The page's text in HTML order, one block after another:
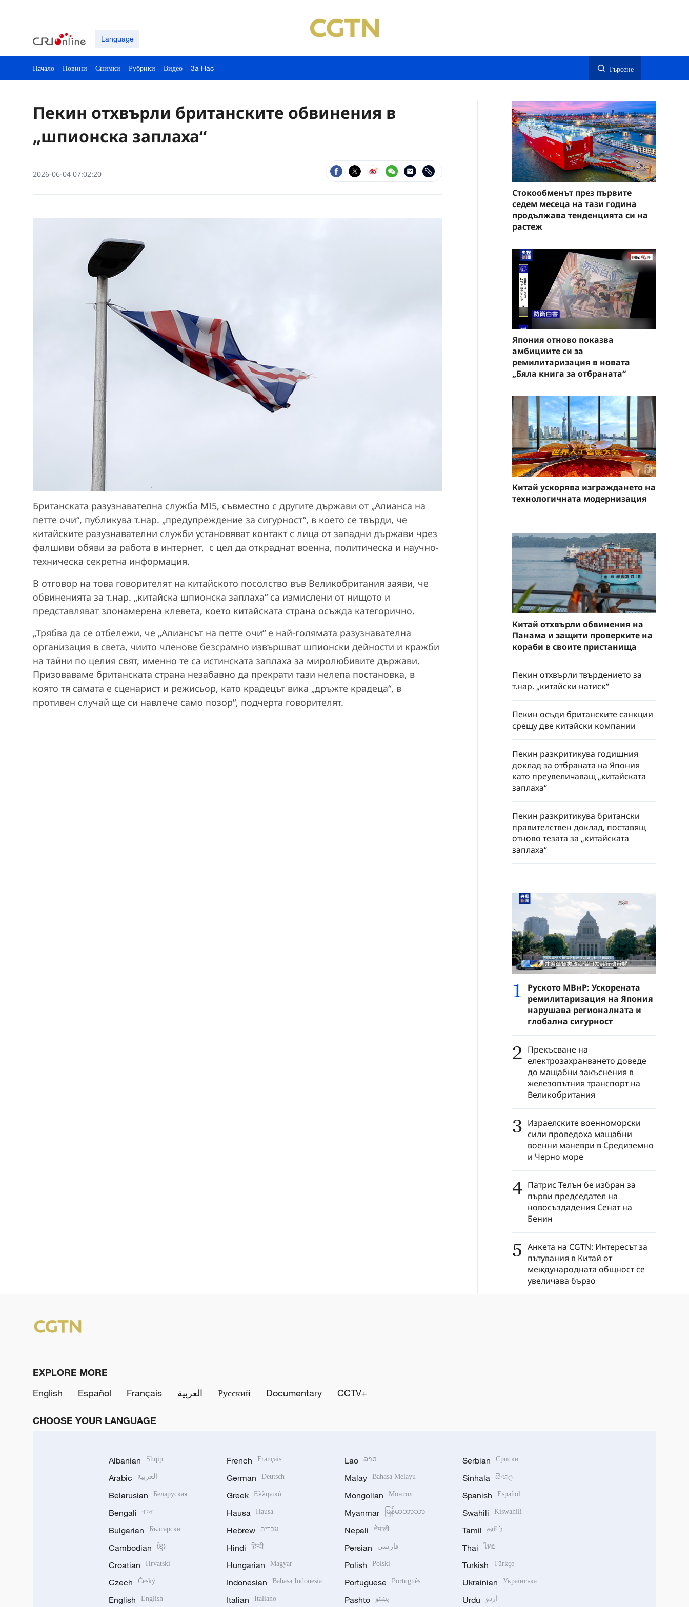
Language
Начало Новини Снимки Рубрики Видео 3a Hac Търсене
Пекин отхвърли британските обвинения в
„шпионска заплаха“
2026-06-04 07:02:20
Британската разузнавателна служба MI5, съвместно с другите държави от „Алианса на
петте очи“, публикува т.нар. „предупреждение за сигурност“, в което се твърди, че
китайските разузнавателни служби установяват контакт с лица от западни държави чрез
фалшиви обяви за работа в интернет, с цел да откраднат военна, политическа и научно-
техническа секретна информация.
В отговор на това говорителят на китайското посолство във Великобритания заяви, че
обвиненията за т.нар. „китайска шпионска заплаха“ са измислени от нищото и
представляват злонамерена клевета, което китайската страна осъжда категорично.
„Трябва да се отбележи, че „Алиансът на петте очи“ е най-голямата разузнавателна
организация в света, чиито членове безсрамно извършват шпионски дейности и кражби
на тайни по целия свят, именно те са истинската заплаха за миролюбивите държави.
Призоваваме британската страна незабавно да прекрати тази нелепа постановка, в
която тя самата е сценарист и режисьор, като крадецът вика „дръжте крадеца“, в
противен случай ще си навлече само позор“, подчерта говорителят.
Стокообменът през първите
седем месеца на тази година
продължава тенденцията си на
растеж
Япония отново показва
амбициите си за
ремилитаризация в новата
„Бяла книга за отбраната“
Китай ускорява изграждането на
технологичната модернизация
Китай отхвърли обвинения на
Панама и защити проверките на
кораби в своите пристанища
Пекин отхвърли твърдението за
т.нар. „китайски натиск“
Пекин осъди британските санкции
срещу две китайски компании
Пекин разкритикува годишния
доклад за отбраната на Япония
като преувеличаващ „китайската
заплаха“
Пекин разкритикува британски
правителствен доклад, поставящ
отново тезата за „китайската
заплаха“
1
Руското МВнР: Ускорената
ремилитаризация на Япония
нарушава регионалната и
глобална сигурност
2 Прекъсване на
електрозахранването доведе
до мащабни закъснения в
железопътния транспорт на
Великобритания
3 Израелските военноморски
сили проведоха мащабни
военни маневри в Средиземно
и Черно море
4 Патрис Телън бе избран за
първи председател на
новосъздадения Сенат на
Бенин
5 Анкета на CGTN: Интересът за
пътувания в Китай от
международната общност се
увеличава бързо
EXPLORE MORE
English
Español Français العربية Русский Documentary CCTV+
CHOOSE YOUR LANGUAGE
Albanian Shqip
Arabic العربية
Belarusian Беларуская
Bengali বাংলা
Bulgarian Български
Cambodian ខ្មែរ
Croatian Hrvatski
Czech Český
English English
French Français
German Deutsch
Greek Ελληνικά
Hausa Hausa
Hebrew עברית
Hindi हिन्दी
Hungarian Magyar
Indonesian Bahasa Indonesia
Italian Italiano
Lao ລາວ
Malay Bahasa Melayu
Mongolian Монгол
Myanmar မြန်မာဘာသာ
Nepali नेपाली
Persian فارسی
Polish Polski
Portuguese Português
Pashto پښتو
Serbian Српски
Sinhala සිංහල
Spanish Español
Swahili Kiswahili
Tamil தமிழ்
Thai ไทย
Turkish Türkçe
Ukrainian Українська
Urdu اردو